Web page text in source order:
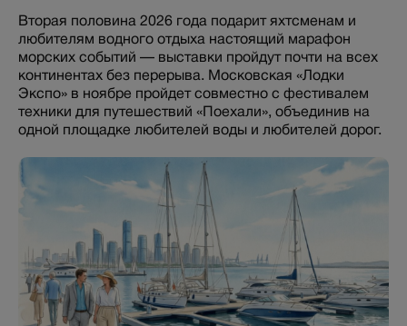
Вторая половина 2026 года подарит яхтсменам и
любителям водного отдыха настоящий марафон
морских событий — выставки пройдут почти на всех
континентах без перерыва. Московская «Лодки
Экспо» в ноябре пройдет совместно с фестивалем
техники для путешествий «Поехали», объединив на
одной площадке любителей воды и любителей дорог.